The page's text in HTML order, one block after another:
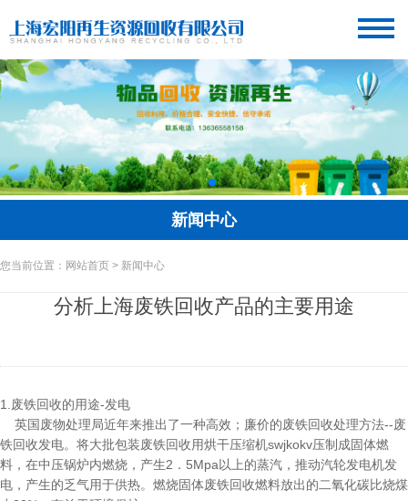
新闻中心
您当前位置：网站首页 > 新闻中心
分析上海废铁回收产品的主要用途
1.废铁回收的用途-发电
英国废物处理局近年来推出了一种高效；廉价的废铁回收处理方法--废
铁回收发电。将大批包装废铁回收用烘干压缩机swjkokv压制成固体燃
料，在中压锅炉内燃烧，产生2．5Mpa以上的蒸汽，推动汽轮发电机发
电，产生的乏气用于供热。燃烧固体废铁回收燃料放出的二氧化碳比烧煤